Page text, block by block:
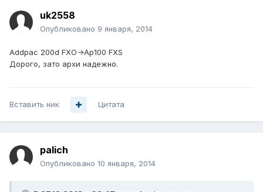
uk2558
Опубликовано 9 января, 2014
Addpac 200d FXO->Ap100 FXS
Дорого, зато архи надежно.
Вставить ник Цитата
palich
Опубликовано 10 января, 2014